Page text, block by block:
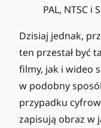
PAL, NTSC i
Dzisiaj jednak,
ten przestał być
filmy, jak i wideo
w podobny
przypadku
zapisują obraz w